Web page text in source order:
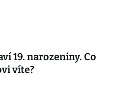
19. narozeniny. Co
víte?